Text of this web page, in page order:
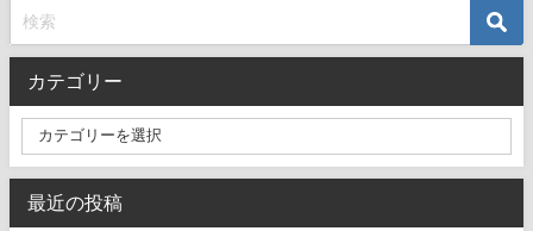
カテゴリー
最近の投稿